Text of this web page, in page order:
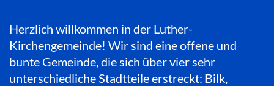
Herzlich willkommen in der Luther-
Kirchengemeinde! Wir sind eine offene und
bunte Gemeinde, die sich über vier sehr
unterschiedliche Stadtteile erstreckt: Bilk,